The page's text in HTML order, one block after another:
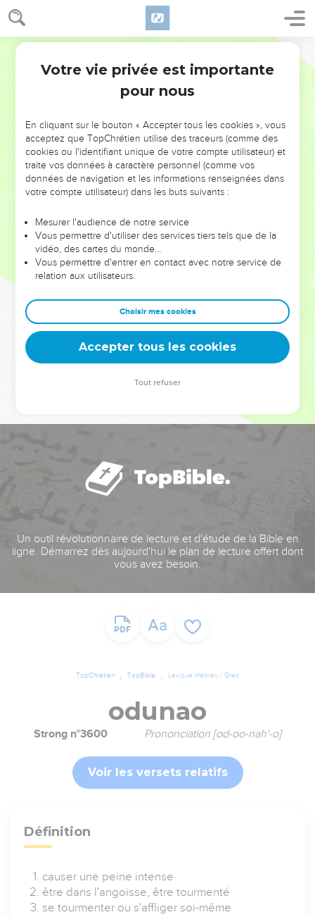
NE MANQUEZ PAS L’ÉVÉNEMENT
DE L’ANNÉE !
ET SI LEURS ERREURS POUVAIENT VOUS ÉVITER LES
VOTRES ?
leur foi ou leur vision. Mais on voit moins les doutes, les erreurs
et les saisons difficiles qu'ils ont traversés, alors même que ce
sont elles qui les ont façonnés.
Dans cette conférence, leaders, entrepreneurs, et responsables
clés pour avancer avec plus de sagesse afin que leurs erreurs
deviennent vos tremplins. Que vous guidiez un ministère, une
équipe, un groupe ou une famille, leur expérience est faite
Un outil révolutionnaire de lecture et d'étude de la Bible en
ligne. Démarrez dès aujourd'hui le plan de lecture offert dont
vous avez besoin.
TopChrétien TopBible Lexique Hébreu / Grec
odunao
Strong n°3600 Prononciation [od-oo-nah'-o]
Voir les versets relatifs
Définition
causer une peine intense
être dans l'angoisse, être tourmenté
se tourmenter ou s'affliger soi-même
Votre vie privée est importante
pour nous
En cliquant sur le bouton « Accepter tous les cookies », vous
acceptez que TopChrétien utilise des traceurs (comme des
cookies ou l'identifiant unique de votre compte utilisateur) et
traite vos données à caractère personnel (comme vos
données de navigation et les informations renseignées dans
votre compte utilisateur) dans les buts suivants :
Mesurer l'audience de notre service
Vous permettre d'utiliser des services tiers tels que de la
vidéo, des cartes du monde…
Vous permettre d'entrer en contact avec notre service de
relation aux utilisateurs.
Choisir mes cookies
Accepter tous les cookies
Tout refuser